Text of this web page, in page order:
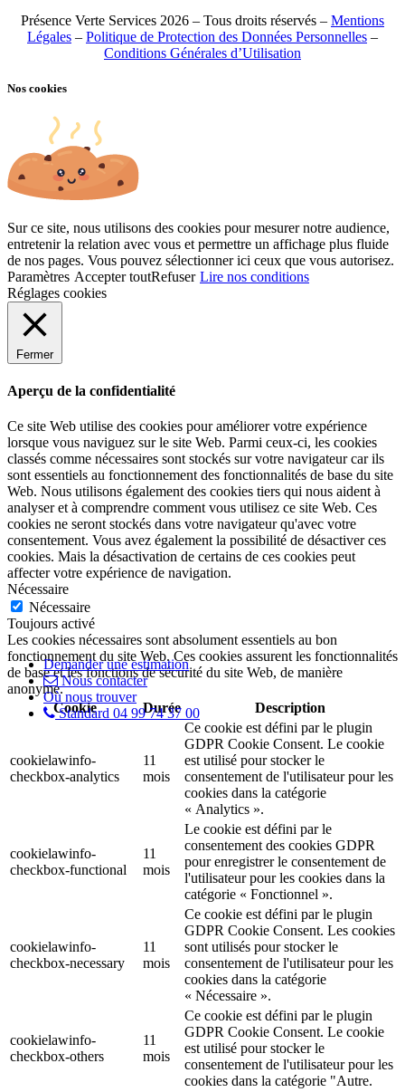
Présence Verte Services 2026 – Tous droits réservés – Mentions
Légales – Politique de Protection des Données Personnelles –
Conditions Générales d’Utilisation
Nos cookies
Sur ce site, nous utilisons des cookies pour mesurer notre audience,
entretenir la relation avec vous et permettre un affichage plus fluide
de nos pages. Vous pouvez sélectionner ici ceux que vous autorisez.
Paramètres Accepter toutRefuser Lire nos conditions
Réglages cookies
Fermer
Aperçu de la confidentialité
Ce site Web utilise des cookies pour améliorer votre expérience
lorsque vous naviguez sur le site Web. Parmi ceux-ci, les cookies
classés comme nécessaires sont stockés sur votre navigateur car ils
sont essentiels au fonctionnement des fonctionnalités de base du site
Web. Nous utilisons également des cookies tiers qui nous aident à
analyser et à comprendre comment vous utilisez ce site Web. Ces
cookies ne seront stockés dans votre navigateur qu'avec votre
consentement. Vous avez également la possibilité de désactiver ces
cookies. Mais la désactivation de certains de ces cookies peut
affecter votre expérience de navigation.
Nécessaire
Nécessaire
Toujours activé
Les cookies nécessaires sont absolument essentiels au bon
fonctionnement du site Web. Ces cookies assurent les fonctionnalités
de base et les fonctions de sécurité du site Web, de manière
anonyme.
Cookie
Durée Description
cookielawinfo-
checkbox-analytics
11
mois
Ce cookie est défini par le plugin
GDPR Cookie Consent. Le cookie
est utilisé pour stocker le
consentement de l'utilisateur pour les
cookies dans la catégorie
« Analytics ».
cookielawinfo-
checkbox-functional
11
mois
Le cookie est défini par le
consentement des cookies GDPR
pour enregistrer le consentement de
l'utilisateur pour les cookies dans la
catégorie « Fonctionnel ».
cookielawinfo-
checkbox-necessary
11
mois
Ce cookie est défini par le plugin
GDPR Cookie Consent. Les cookies
sont utilisés pour stocker le
consentement de l'utilisateur pour les
cookies dans la catégorie
« Nécessaire ».
cookielawinfo-
checkbox-others
11
mois
Ce cookie est défini par le plugin
GDPR Cookie Consent. Le cookie
est utilisé pour stocker le
consentement de l'utilisateur pour les
cookies dans la catégorie "Autre.
Demander une estimation
Nous contacter
Où nous trouver
Standard 04 99 74 37 00